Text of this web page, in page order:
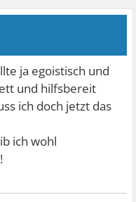
ja egoistisch und
und hilfsbereit
ich doch jetzt das
ich wohl